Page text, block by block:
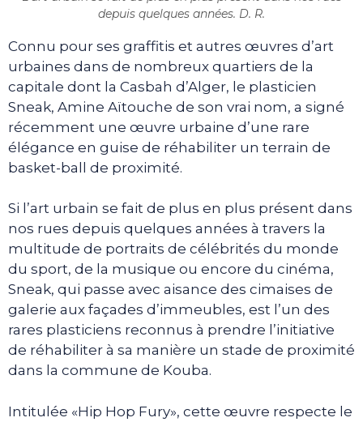
depuis quelques années. D. R.
Connu pour ses graffitis et autres œuvres d’art
urbaines dans de nombreux quartiers de la
capitale dont la Casbah d’Alger, le plasticien
Sneak, Amine Aïtouche de son vrai nom, a signé
récemment une œuvre urbaine d’une rare
élégance en guise de réhabiliter un terrain de
basket-ball de proximité.
Si l’art urbain se fait de plus en plus présent dans
nos rues depuis quelques années à travers la
multitude de portraits de célébrités du monde
du sport, de la musique ou encore du cinéma,
Sneak, qui passe avec aisance des cimaises de
galerie aux façades d’immeubles, est l’un des
rares plasticiens reconnus à prendre l’initiative
de réhabiliter à sa manière un stade de proximité
dans la commune de Kouba.
Intitulée «Hip Hop Fury», cette œuvre respecte le